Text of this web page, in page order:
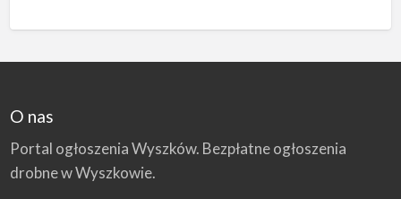
O nas
Portal ogłoszenia Wyszków. Bezpłatne ogłoszenia
drobne w Wyszkowie.